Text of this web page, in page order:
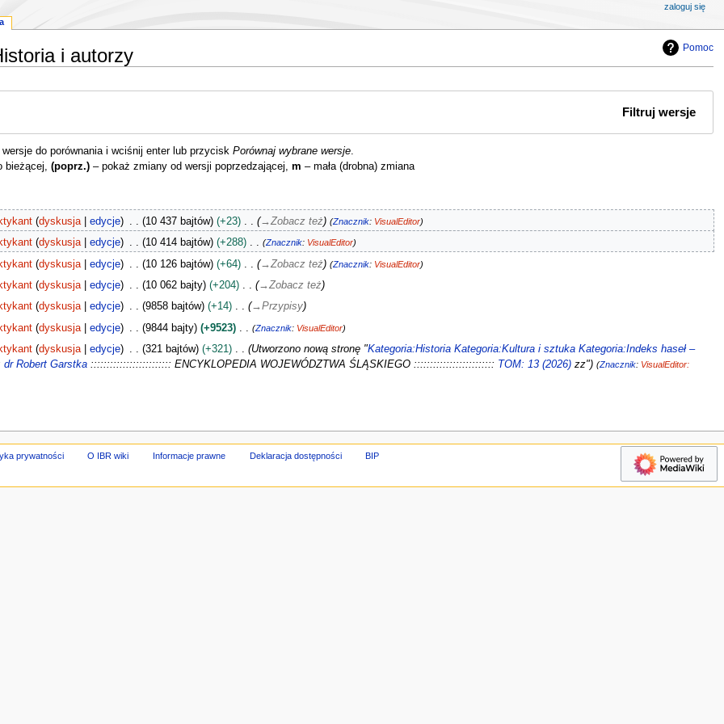
Pomoc
i autorzy
Filtruj wersje
do porównania i wciśnij enter lub przycisk Porównaj wybrane wersje.
bieżącej, (poprz.)– pokaż zmiany od wersji poprzedzającej, m – mała (drobna) zmiana
dyskusja edycje 10 437 bajtów +23 →Zobacz też Znacznik: VisualEditor
dyskusja edycje 10 414 bajtów
+288
Znacznik: VisualEditor
dyskusja edycje 10 126 bajtów +64 →Zobacz też Znacznik: VisualEditor
dyskusja edycje 10 062 bajty +204 →Zobacz też
dyskusja edycje 9858 bajtów +14 →Przypisy
dyskusja edycje 9844 bajty
+9523
Znacznik: VisualEditor
dyskusja edycje 321 bajtów +321 Utworzono nową stronę "Kategoria:Historia Kategoria:Kultura i sztuka Kategoria:Indeks haseł –
dr Robert Garstka::::::::::::::::::::::::: ENCYKLOPEDIA WOJEWÓDZTWA ŚLĄSKIEGO ::::::::::::::::::::::::: TOM: 13 (2026)zz" Znacznik: VisualEditor:
zaloguj się
prywatności O IBR wiki Informacje prawne Deklaracja dostępności BIP